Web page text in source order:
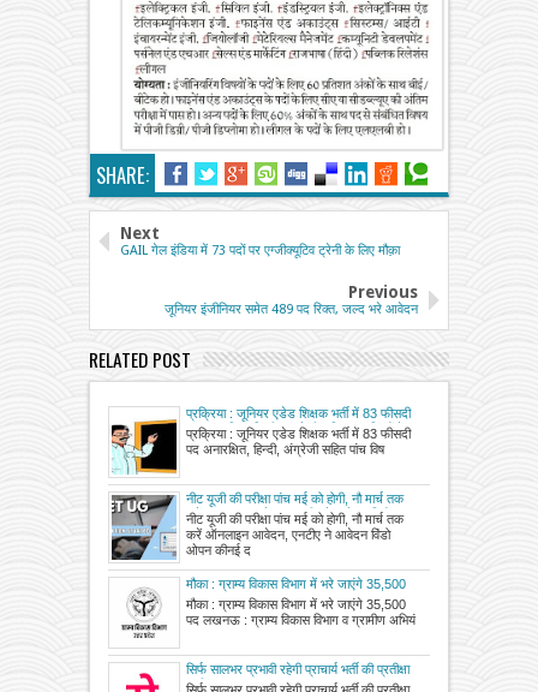
SHARE:
Next
GAIL गेल इंडिया में 73 पदों पर एग्जीक्यूटिव ट्रेनी के लिए मौक़ा
Previous
जूनियर इंजीनियर समेत 489 पद रिक्त, जल्द भरे आवेदन
RELATED POST
प्रक्रिया : जूनियर एडेड शिक्षक भर्ती में 83 फीसदी
पद अनारक्षित, हिन्दी, अंग्रेजी सहित पांच विषयों के
कुल 1262 पदों पर की जानी है भर्ती, अभ्यर्थियों को
15 फरवरी तकग्रहण कराया जाएगा कार्यभार
प्रक्रिया : जूनियर एडेड शिक्षक भर्ती में 83 फीसदी
पद अनारक्षित, हिन्दी, अंग्रेजी सहित पांच विष
नीट यूजी की परीक्षा पांच मई को होगी, नौ मार्च तक
करें ऑनलाइन आवेदन, एनटीए ने आवेदन विंडो
ओपन की
नीट यूजी की परीक्षा पांच मई को होगी, नौ मार्च तक
करें ऑनलाइन आवेदन, एनटीए ने आवेदन विंडो
ओपन कीनई द
मौका : ग्राम्य विकास विभाग में भरे जाएंगे 35,500
पद
मौका : ग्राम्य विकास विभाग में भरे जाएंगे 35,500
पद लखनऊ : ग्राम्य विकास विभाग व ग्रामीण अभियं
सिर्फ सालभर प्रभावी रहेगी प्राचार्य भर्ती की प्रतीक्षा
सूची